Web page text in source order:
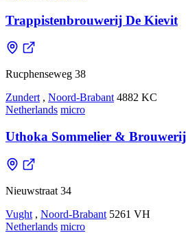
Trappistenbrouwerij De Kievit
Rucphenseweg 38
Zundert , Noord-Brabant 4882 KC
Netherlands micro
Uthoka Sommelier & Brouwerij
Nieuwstraat 34
Vught , Noord-Brabant 5261 VH
Netherlands micro